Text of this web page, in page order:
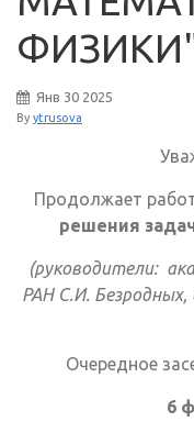
Янв 30 2025
By ytrusova
Продолжает
решения
(руководители:
РАН С.И.
Очередное
6